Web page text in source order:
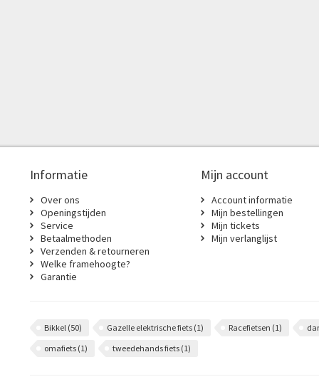
Informatie
Over ons
Openingstijden
Service
Betaalmethoden
Verzenden & retourneren
Welke framehoogte?
Garantie
Mijn account
Account informatie
Mijn bestellingen
Mijn tickets
Mijn verlanglijst
Bikkel (50) Gazelle elektrische fiets (1) Racefietsen (1)
omafiets (1) tweedehands fiets (1)